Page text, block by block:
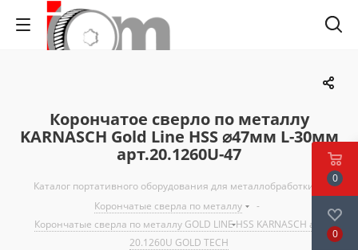
Корончатое сверло по металлу
KARNASCH Gold Line HSS ⌀47мм L-30мм
арт.20.1260U-47
Каталог портативного оборудования для металлобработки
Корончатые сверла по металлу
-
Корончатые сверла по металлу GOLD LINE HSS KARNASCH art.
20.1260U GOLD TECH
0
0